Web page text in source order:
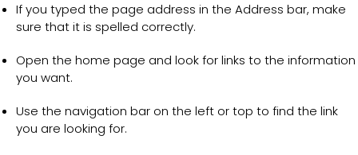
If you typed the page address in the Address bar, make
sure that it is spelled correctly.
Open the home page and look for links to the information
you want.
Use the navigation bar on the left or top to find the link
you are looking for.